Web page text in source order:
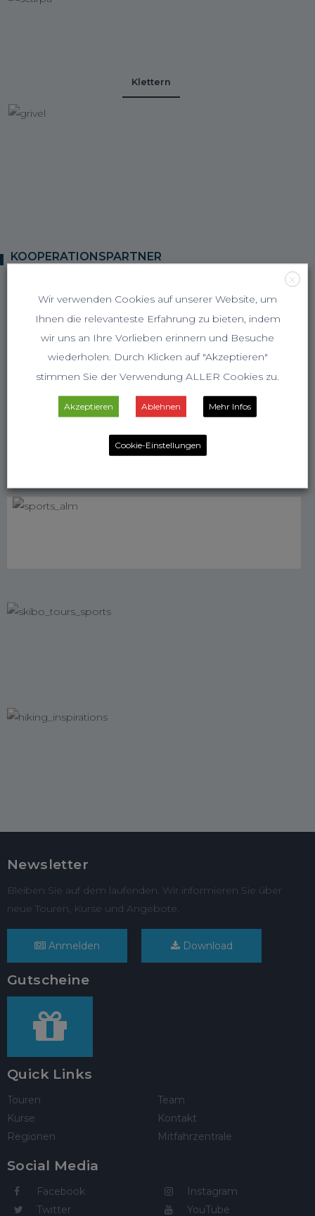
Klettern
KOOPERATIONSPARTNER
Newsletter
Bleiben Sie auf dem laufenden. Wir informieren Sie über
neue Touren, Kurse und Angebote.
Anmelden Download
Gutscheine
Quick Links
Touren
Kurse
Regionen
Team
Kontakt
Mitfahrzentrale
Social Media
Facebook
Twitter
Instagram
YouTube
X
Wir verwenden Cookies auf unserer Website, um
Ihnen die relevanteste Erfahrung zu bieten, indem
wir uns an Ihre Vorlieben erinnern und Besuche
wiederholen. Durch Klicken auf "Akzeptieren"
stimmen Sie der Verwendung ALLER Cookies zu.
Akzeptieren Ablehnen Mehr Infos
Cookie-Einstellungen